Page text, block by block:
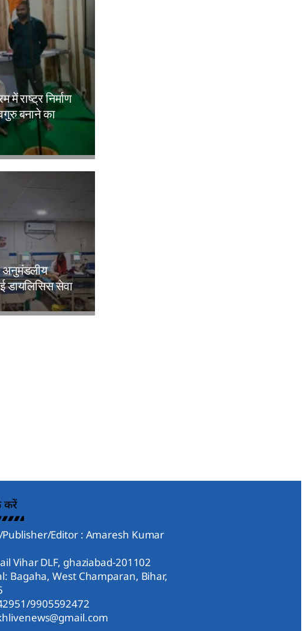
में राष्ट्र निर्माण
बनाने का
अनुमंडलीय
सेवा
करें
Editor : Amaresh Kumar
Vihar DLF, ghaziabad-201102
Bagaha, West Champaran, Bihar,
9905592472